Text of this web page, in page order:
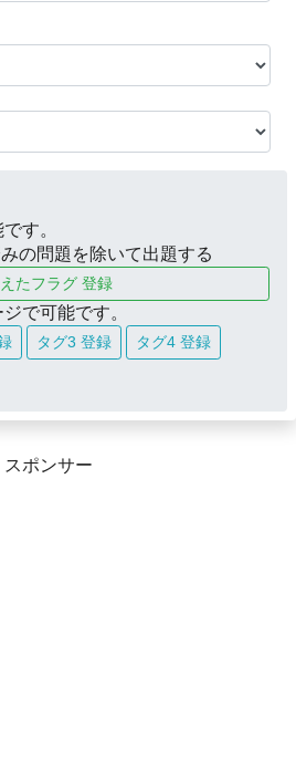
す。
の問題を除いて出題する
たフラグ 登録
で可能です。
タグ3 登録
タグ4 登録
スポンサー